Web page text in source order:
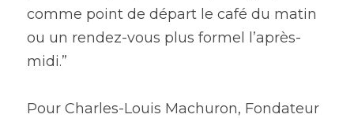
comme point de départ le café du matin
ou un rendez-vous plus formel l’après-
midi.”
Pour Charles-Louis Machuron, Fondateur